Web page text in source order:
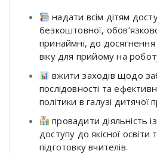
надати всім дітям
безкоштовної,
принаймні, до досягнення
віку для прийому на
вжити заходів щодо
послідовності та
політики в галузі дитячої
провадити діяльність
доступу до якісної освіти
підготовку вчителів.